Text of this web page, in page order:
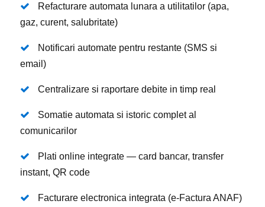
Refacturare automata lunara a utilitatilor (apa,
gaz, curent, salubritate)
Notificari automate pentru restante (SMS si
email)
Centralizare si raportare debite in timp real
Somatie automata si istoric complet al
comunicarilor
Plati online integrate — card bancar, transfer
instant, QR code
Facturare electronica integrata (e-Factura ANAF)